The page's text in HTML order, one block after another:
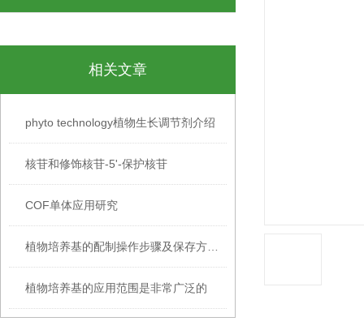
相关文章
phyto technology植物生长调节剂介绍
核苷和修饰核苷-5'-保护核苷
COF单体应用研究
植物培养基的应用范围是非常广泛的